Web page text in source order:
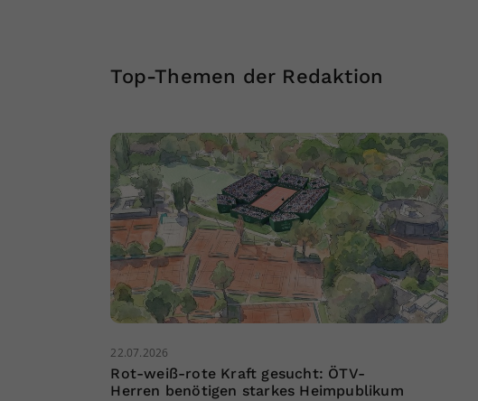
Top-Themen der Redaktion
22.07.2026
Rot-weiß-rote Kraft gesucht: ÖTV-
Herren benötigen starkes Heimpublikum